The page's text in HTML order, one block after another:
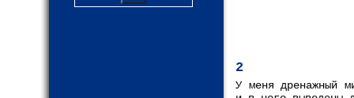
2
У меня дренажный